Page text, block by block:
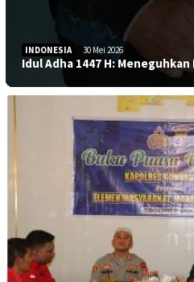
INDONESIA 30 Mei 2026
Idul Adha 1447 H: